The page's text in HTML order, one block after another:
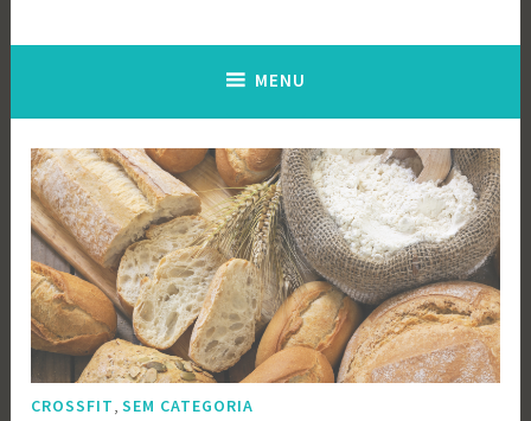
MENU
CROSSFIT,SEM CATEGORIA